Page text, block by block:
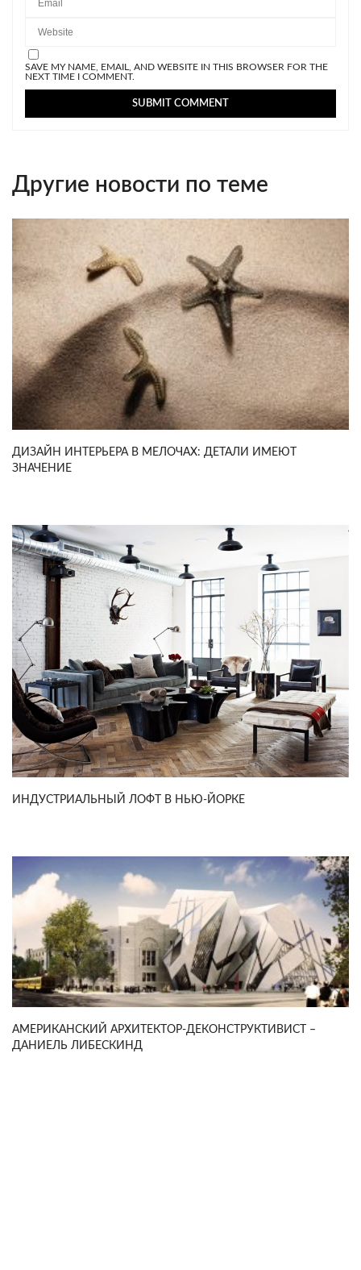
SAVE MY NAME, EMAIL, AND WEBSITE IN THIS BROWSER FOR THE
NEXT TIME I COMMENT.
Другие новости по теме
ДИЗАЙН ИНТЕРЬЕРА В МЕЛОЧАХ: ДЕТАЛИ ИМЕЮТ
ЗНАЧЕНИЕ
ИНДУСТРИАЛЬНЫЙ ЛОФТ В НЬЮ-ЙОРКЕ
АМЕРИКАНСКИЙ АРХИТЕКТОР-ДЕКОНСТРУКТИВИСТ –
ДАНИЕЛЬ ЛИБЕСКИНД